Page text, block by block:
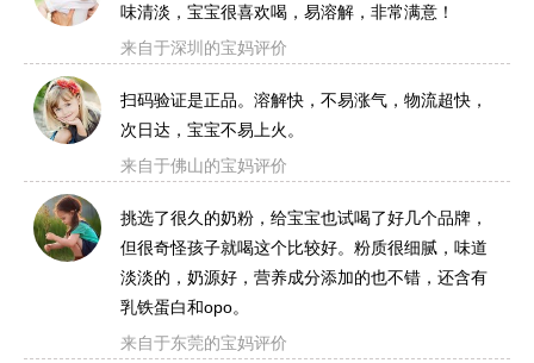
味清淡，宝宝很喜欢喝，易溶解，非常满意！
来自于深圳的宝妈评价
扫码验证是正品。溶解快，不易涨气，物流超快，
次日达，宝宝不易上火。
来自于佛山的宝妈评价
挑选了很久的奶粉，给宝宝也试喝了好几个品牌，
但很奇怪孩子就喝这个比较好。粉质很细腻，味道
淡淡的，奶源好，营养成分添加的也不错，还含有
乳铁蛋白和opo。
来自于东莞的宝妈评价